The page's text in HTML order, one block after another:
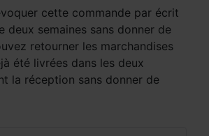
cette commande par écrit
deux semaines sans donner de
retourner les marchandises
été livrées dans les deux
la réception sans donner de